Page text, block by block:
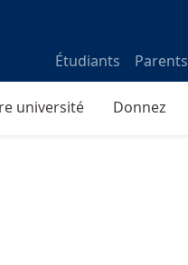
Étudiants Parents
université Donnez